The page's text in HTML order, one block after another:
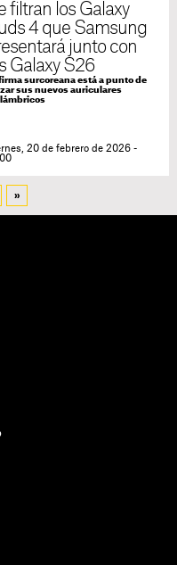
filtran los Galaxy
4 que Samsung
junto con
Galaxy S26
firma surcoreana está a punto de
sus nuevos auriculares
20 de febrero de 2026 -
»